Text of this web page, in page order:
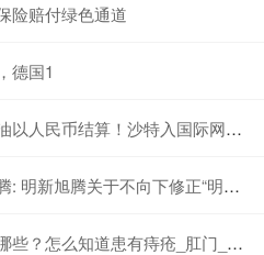
险赔付绿色通道
德国1
算！沙特入国际网，美元霸权遇挑战？
于不向下修正“明新转债”转股价格的公告
么知道患有痔疮_肛门_内痔_产品